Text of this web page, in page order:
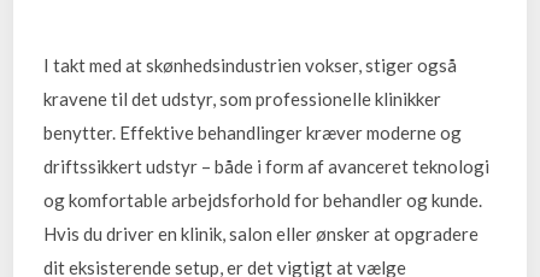
I takt med at skønhedsindustrien vokser, stiger også
kravene til det udstyr, som professionelle klinikker
benytter. Effektive behandlinger kræver moderne og
driftssikkert udstyr – både i form af avanceret teknologi
og komfortable arbejdsforhold for behandler og kunde.
Hvis du driver en klinik, salon eller ønsker at opgradere
dit eksisterende setup, er det vigtigt at vælge